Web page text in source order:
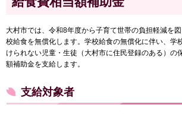
大村市では、令和8年度から子育て世帯の負担軽減を
校給食を無償化します。学校給食の無償化に伴い、学
けられない児童・生徒（大村市に住民登録のある）の
額補助金を支給します。
支給対象者